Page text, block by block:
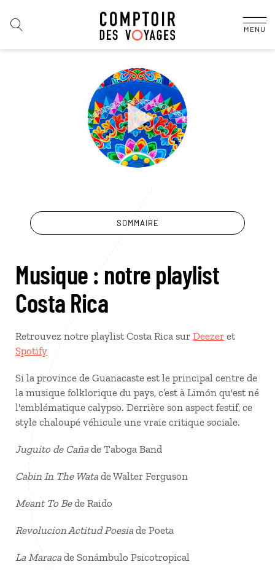
MENU
SOMMAIRE
Musique : notre playlist
Costa Rica
Retrouvez notre playlist Costa Rica sur Deezer et
Spotify
Si la province de Guanacaste est le principal centre de
la musique folklorique du pays, c’est à Limón qu'est né
l'emblématique calypso. Derrière son aspect festif, ce
style chaloupé véhicule une vraie critique sociale.
Juguito de Caña de Taboga Band
Cabin In The Wata de Walter Ferguson
Meant To Bede Raido
Revolucion Actitud Poesia de Poeta
La Maraca de Sonámbulo Psicotropical